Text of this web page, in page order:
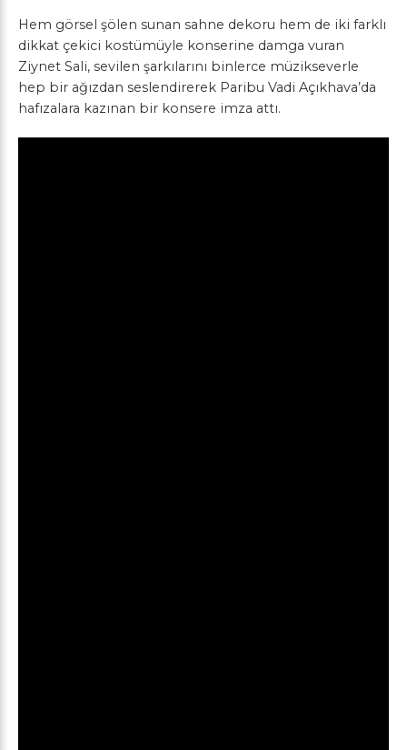
Hem görsel şölen sunan sahne dekoru hem de iki farklı
dikkat çekici kostümüyle konserine damga vuran
Ziynet Sali, sevilen şarkılarını binlerce müzikseverle
hep bir ağızdan seslendirerek Paribu Vadi Açıkhava’da
hafızalara kazınan bir konsere imza attı.